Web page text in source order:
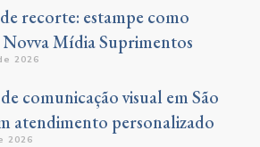
recorte: estampe como
Novva Mídia Suprimentos
2026
comunicação visual em São
atendimento personalizado
2026